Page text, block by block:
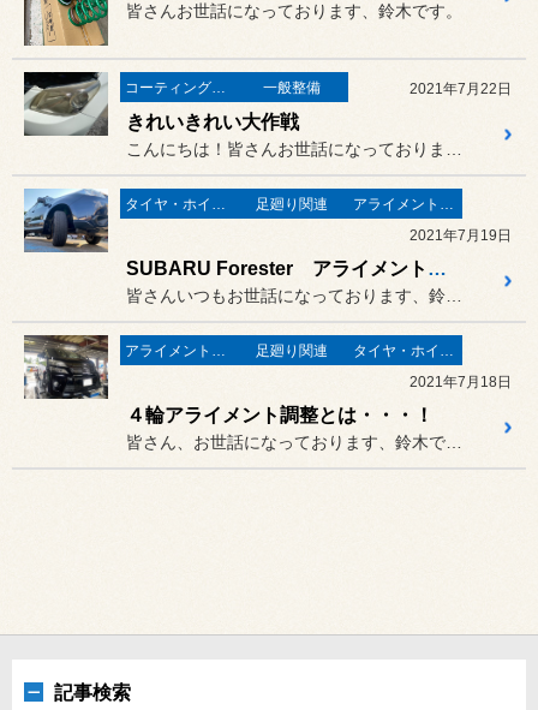
皆さんお世話になっております、鈴木です。
コーティング関連 一般整備 2021年7月22日
きれいきれい大作戦
こんにちは！皆さんお世話になっております、鈴木です！
タイヤ・ホイール 足廻り関連
アライメント調整
2021年7月19日
SUBARU Forester アライメント調整
皆さんいつもお世話になっております、鈴木です。
アライメント調整 足廻り関連
タイヤ・ホイール
2021年7月18日
４輪アライメント調整とは・・・！
皆さん、お世話になっております、鈴木です。
記事検索